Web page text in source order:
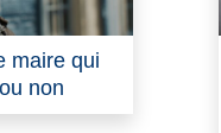
maire qui
non